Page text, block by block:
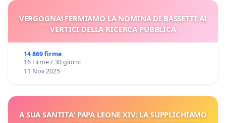
VERGOGNA! FERMIAMO LA NOMINA DI BASSETTI AI
VERTICI DELLA RICERCA PUBBLICA
14 869 firme
16 Firme / 30 giorni
11 Nov 2025
A SUA SANTITA' PAPA LEONE XIV: LA SUPPLICHIAMO